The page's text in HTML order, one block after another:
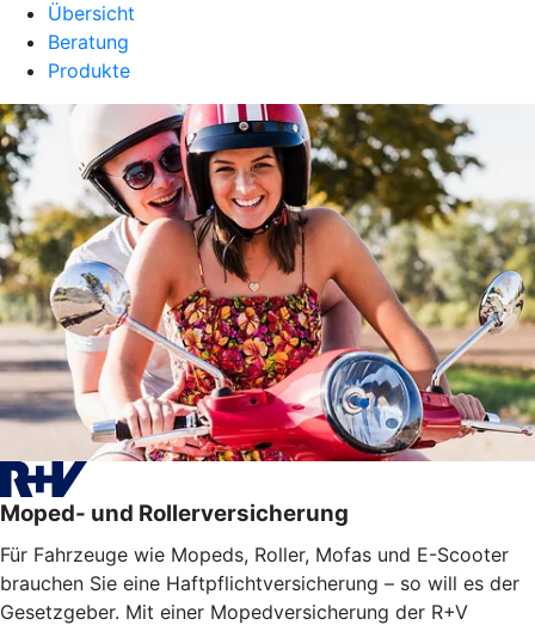
Übersicht
Beratung
Produkte
Moped- und Rollerversicherung
Für Fahrzeuge wie Mopeds, Roller, Mofas und E-Scooter
brauchen Sie eine Haftpflichtversicherung – so will es der
Gesetzgeber. Mit einer Mopedversicherung der R+V